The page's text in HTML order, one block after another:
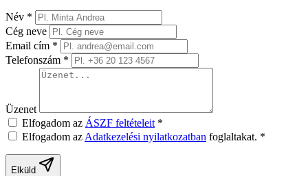
Név *
Cég neve
Email cím *
Telefonszám *
Üzenet
Elfogadom az ÁSZF feltételeit *
Elfogadom az Adatkezelési nyilatkozatban foglaltakat. *
Elküld